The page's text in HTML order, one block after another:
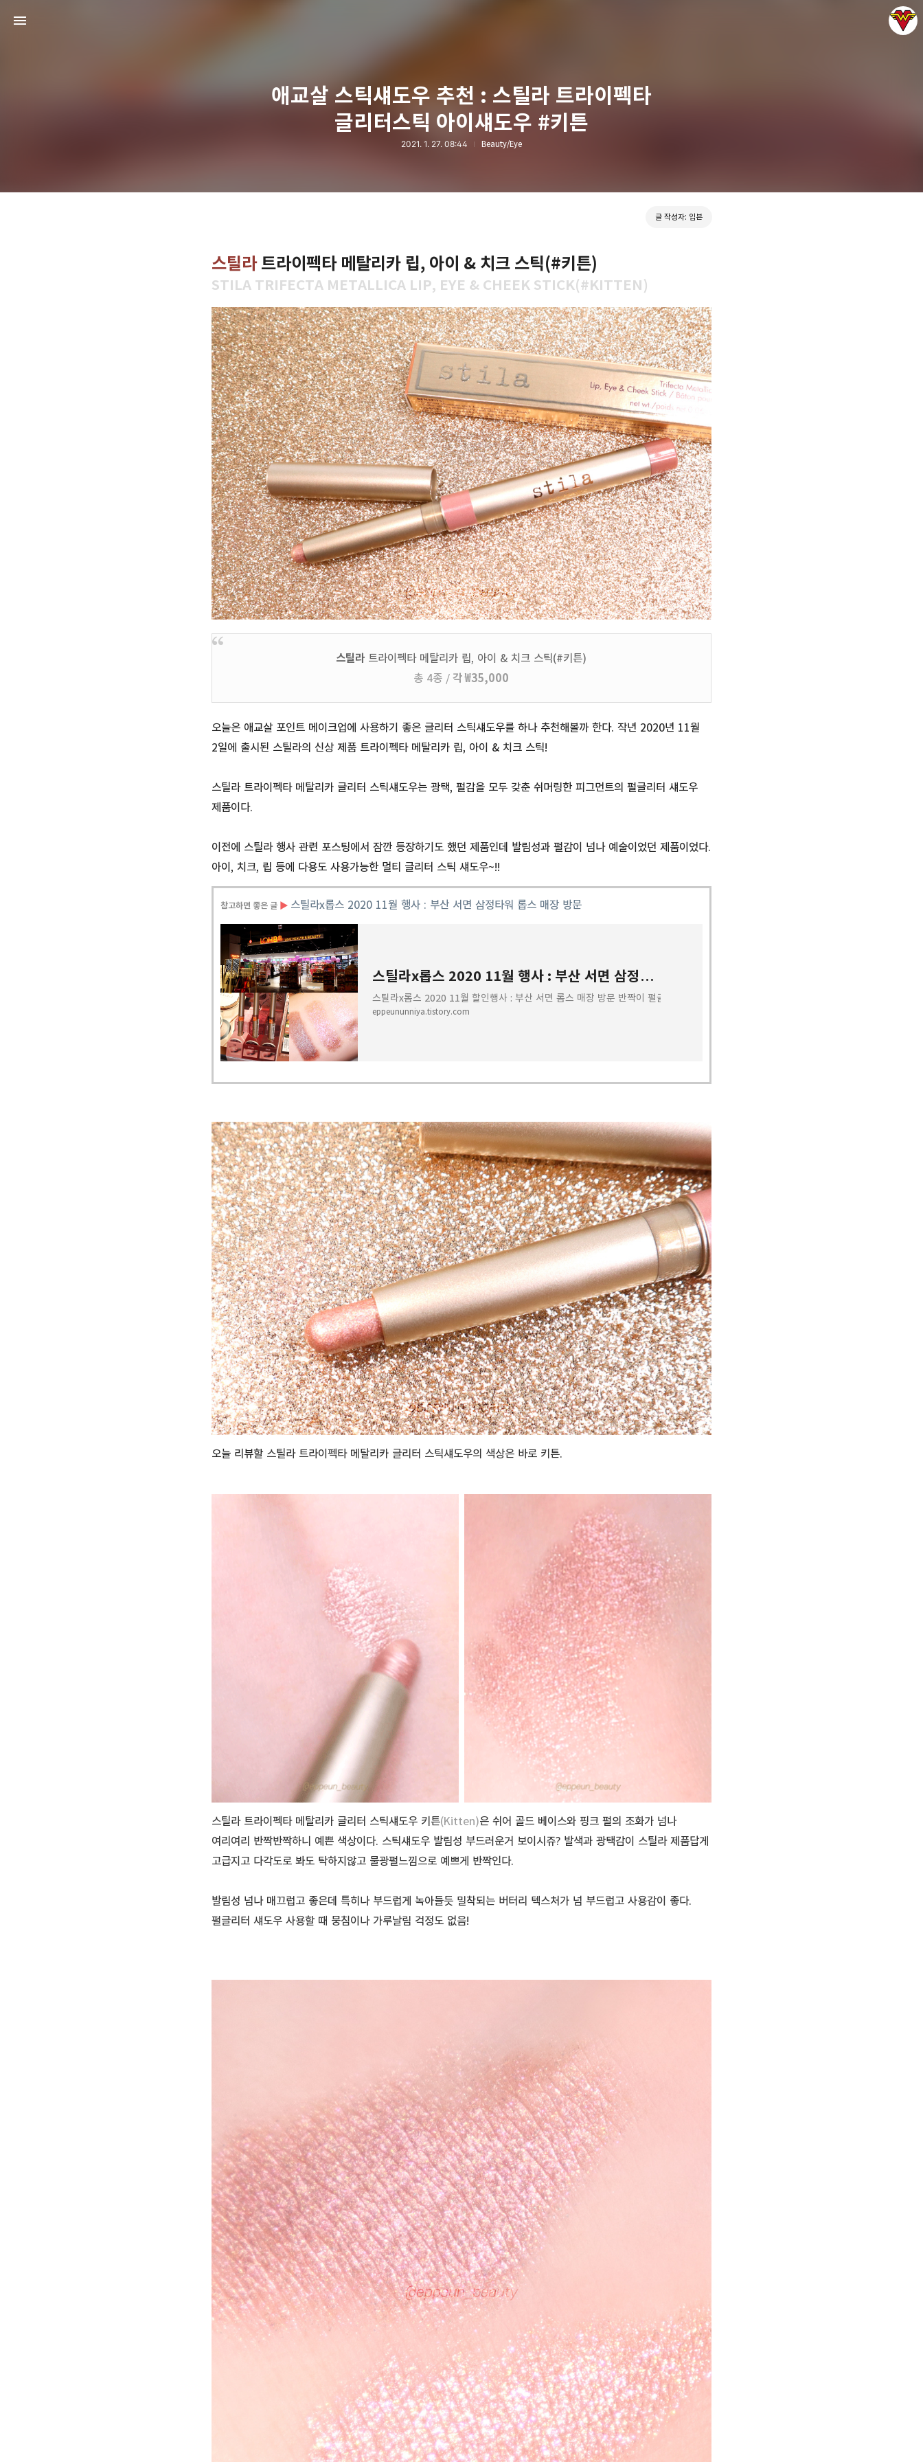
애교살 스틱섀도우 추천 : 스틸라 트라이펙타
글리터스틱 아이섀도우 #키튼
2021. 1. 27. 08:44 Beauty/Eye
글 작성자: 입븐
스틸라트라이펙타 메탈리카 립, 아이 & 치크 스틱(#키튼)
STILA TRIFECTA METALLICA LIP, EYE & CHEEK STICK(#KITTEN)
스틸라 트라이펙타 메탈리카 립, 아이 & 치크 스틱(#키튼)
총 4종 / 각 ₩35,000
오늘은 애교살 포인트 메이크업에 사용하기 좋은 글리터 스틱섀도우를 하나 추천해볼까 한다. 작년 2020년 11월
2일에 출시된 스틸라의 신상 제품 트라이펙타 메탈리카 립, 아이 & 치크 스틱!
스틸라 트라이펙타 메탈리카 글리터 스틱섀도우는 광택, 펄감을 모두 갖춘 쉬머링한 피그먼트의 펄글리터 섀도우
제품이다.
이전에 스틸라 행사 관련 포스팅에서 잠깐 등장하기도 했던 제품인데 발림성과 펄감이 넘나 예술이었던 제품이었다.
아이, 치크, 립 등에 다용도 사용가능한 멀티 글리터 스틱 섀도우~!!
참고하면 좋은 글 ▶ 스틸라x롭스 2020 11월 행사 : 부산 서면 삼정타워 롭스 매장 방문
스틸라x롭스 2020 11월 행사 : 부산 서면 삼정타워 롭스 매장 방문
스틸라x롭스 2020 11월 할인행사 : 부산 서면 롭스 매장 방문 반짝이 펄글리터 덕후가 사랑하는 브랜드 스틸라. 11월을 맞이하여 스틸라
eppeununniya.tistory.com
오늘 리뷰할 스틸라 트라이펙타 메탈리카 글리터 스틱섀도우의 색상은 바로 키튼.
스틸라 트라이펙타 메탈리카 글리터 스틱섀도우 키튼(Kitten)은 쉬어 골드 베이스와 핑크 펄의 조화가 넘나
여리여리 반짝반짝하니 예쁜 색상이다. 스틱섀도우 발림성 부드러운거 보이시쥬? 발색과 광택감이 스틸라 제품답게
고급지고 다각도로 봐도 탁하지않고 물광펄느낌으로 예쁘게 반짝인다.
발림성 넘나 매끄럽고 좋은데 특히나 부드럽게 녹아들듯 밀착되는 버터리 텍스처가 넘 부드럽고 사용감이 좋다.
펄글리터 섀도우 사용할 때 뭉침이나 가루날림 걱정도 없음!